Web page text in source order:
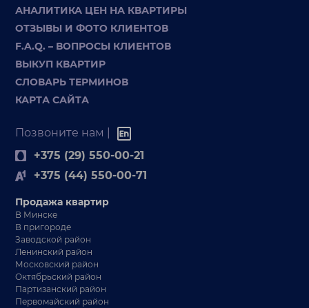
АНАЛИТИКА ЦЕН НА КВАРТИРЫ
ОТЗЫВЫ И ФОТО КЛИЕНТОВ
F.A.Q. – ВОПРОСЫ КЛИЕНТОВ
ВЫКУП КВАРТИР
СЛОВАРЬ ТЕРМИНОВ
КАРТА САЙТА
Позвоните нам |
+375 (29) 550-00-21
+375 (44) 550-00-71
Продажа квартир
В Минске
В пригороде
Заводской район
Ленинский район
Московский район
Октябрьский район
Партизанский район
Первомайский район